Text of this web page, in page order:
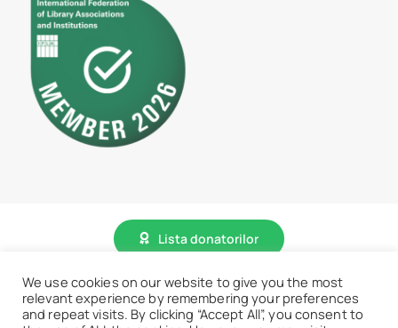
Lista donatorilor
© 2026 • BCU „Carol I” - Toate drepturile sunt rezervate.
We use cookies on our website to give you the most
relevant experience by remembering your preferences
and repeat visits. By clicking “Accept All”, you consent to